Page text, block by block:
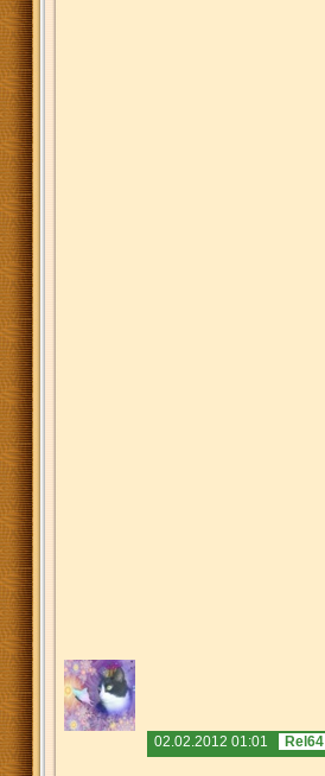
02.02.2012 01:01 Rel64